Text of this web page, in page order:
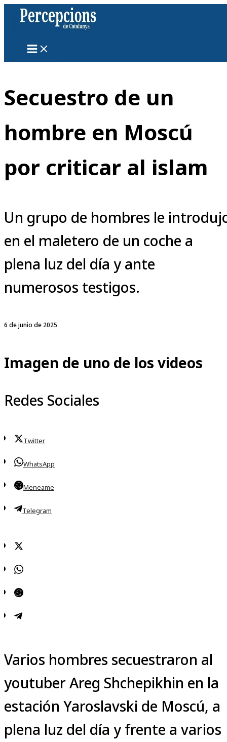
contenido
Secuestro de un
hombre en Moscú
por criticar al islam
Un grupo de hombres le
en el maletero de un coche a
plena luz del día y ante
numerosos testigos.
6 de junio de 2025
Imagen de uno de los videos
Redes Sociales
Twitter
WhatsApp
Meneame
Telegram
Varios hombres secuestraron al
youtuber Areg Shchepikhin en la
estación Yaroslavski de Moscú, a
plena luz del día y frente a varios